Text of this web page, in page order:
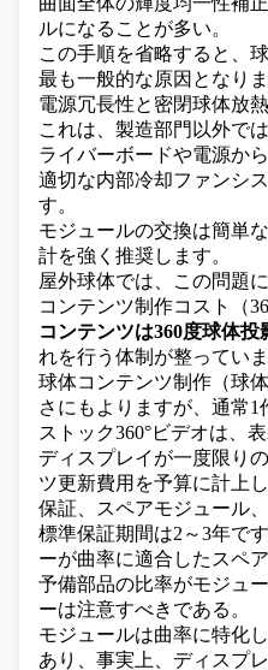
ルになることが多い。
この手順を省略すると、
最も一般的な原因となりま
電源冗長性と密閉球体放熱
これは、製造部門以外で
ライバーボードや電源か
適切な内部冷却ファンシ
す。
モジュールの交換は簡単
計を強く推奨します。
屋外球体では、この問題
コンテンツ制作コスト（
コンテンツは360度球体
れを行う体制が整っていま
球体コンテンツ制作（球
さにもよりますが、通常1
ストック360°ビデオは、
ディスプレイが一度限り
ツ更新費用を予算に計上
保証、スペアモジュール
標準保証期間は2～3年で
ーが曲率に適合したスペ
予備部品の比率がモジュ
ーは注意すべきである。
モジュールは曲率に特化
あり、事実上、ディスプ